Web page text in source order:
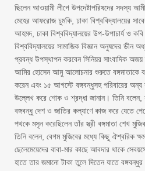
ছিলেন আওয়ামী লীগে উপদেষ্টাপরিষদের সদস্য
মেহের আফরোজ চুমকি, ঢাকা বিশ্ববিদ্যালয়ের
আহমদ, ঢাকা বিশ্ববিদ্যালয়ের উপ-উপাচার্য ও
বিশ্ববিদ্যালয়ের সামাজিক বিজ্ঞান অনুষদের ডীন
প্রবন্ধ উপস্থাপন করবেন সিনিয়র সাংবাদিক
আমির হোসেন আমু আলোচনার শুরুতে বঙ্গমাতাকে
করেন এবং ১৫ আগস্টে বঙ্গবন্ধুসহ পরিবারের অন্য
উল্লেখ করে শোক ও শ্রদ্ধা জানান। তিনি বলেন,
বঙ্গবন্ধু দেশ ও জাতির কল্যাণে কাজ করে যেতে
পথকে মসৃন করেছিলেন তাঁর স্ত্রী বঙ্গমাতা শেখ
তিনি বলেন, বেগম মুজিবের মধ্যে কিছু ঐশ্বরিক
ছেলেমেয়েদের বাবা-মার কাছে আবদার থাকে
হাতে তার জমানো টাকা তুলে দিতেন যাতে